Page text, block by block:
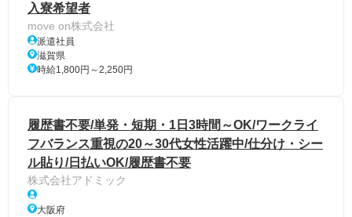
入寮希望者
move on株式会社
派遣社員
滋賀県
時給1,800円～2,250円
履歴書不要/単発・短期・1日3時間～OK/ワークライ
フバランス重視の20～30代女性活躍中/仕分け・シー
ル貼り/日払いOK/履歴書不要
株式会社アドミック
大阪府